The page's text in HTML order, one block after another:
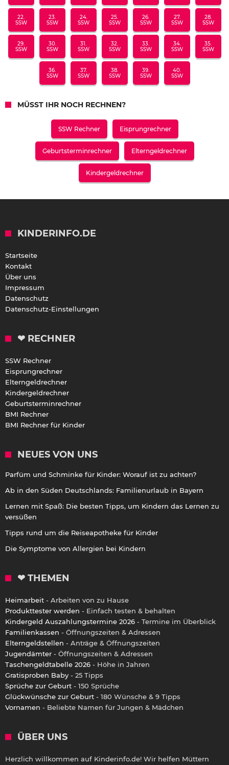
22.
SSW
23.
SSW
24.
SSW
25.
SSW
26.
SSW
27.
SSW
28.
SSW
29.
SSW
30.
SSW
31.
SSW
32.
SSW
33.
SSW
34.
SSW
35.
SSW
36.
SSW
37.
SSW
38.
SSW
39.
SSW
40.
SSW
MÜSST IHR NOCH RECHNEN?
SSW Rechner Eisprungrechner
Geburtsterminrechner Elterngeldrechner
Kindergeldrechner
KINDERINFO.DE
Startseite
Kontakt
Über uns
Impressum
Datenschutz
Datenschutz-Einstellungen
❤ RECHNER
SSW Rechner
Eisprungrechner
Elterngeldrechner
Kindergeldrechner
Geburtsterminrechner
BMI Rechner
BMI Rechner für Kinder
NEUES VON UNS
Parfüm und Schminke für Kinder: Worauf ist zu achten?
Ab in den Süden Deutschlands: Familienurlaub in Bayern
Lernen mit Spaß: Die besten Tipps, um Kindern das Lernen zu
versüßen
Tipps rund um die Reiseapotheke für Kinder
Die Symptome von Allergien bei Kindern
❤ THEMEN
Heimarbeit - Arbeiten von zu Hause
Produkttester werden - Einfach testen & behalten
Kindergeld Auszahlungstermine 2026 - Termine im Überblick
Familienkassen - Öffnungszeiten & Adressen
Elterngeldstellen - Anträge & Öffnungszeiten
Jugendämter - Öffnungszeiten & Adressen
Taschengeldtabelle 2026 - Höhe in Jahren
Gratisproben Baby - 25 Tipps
Sprüche zur Geburt - 150 Sprüche
Glückwünsche zur Geburt - 180 Wünsche & 9 Tipps
Vornamen - Beliebte Namen für Jungen & Mädchen
ÜBER UNS
Herzlich willkommen auf Kinderinfo.de! Wir helfen Müttern